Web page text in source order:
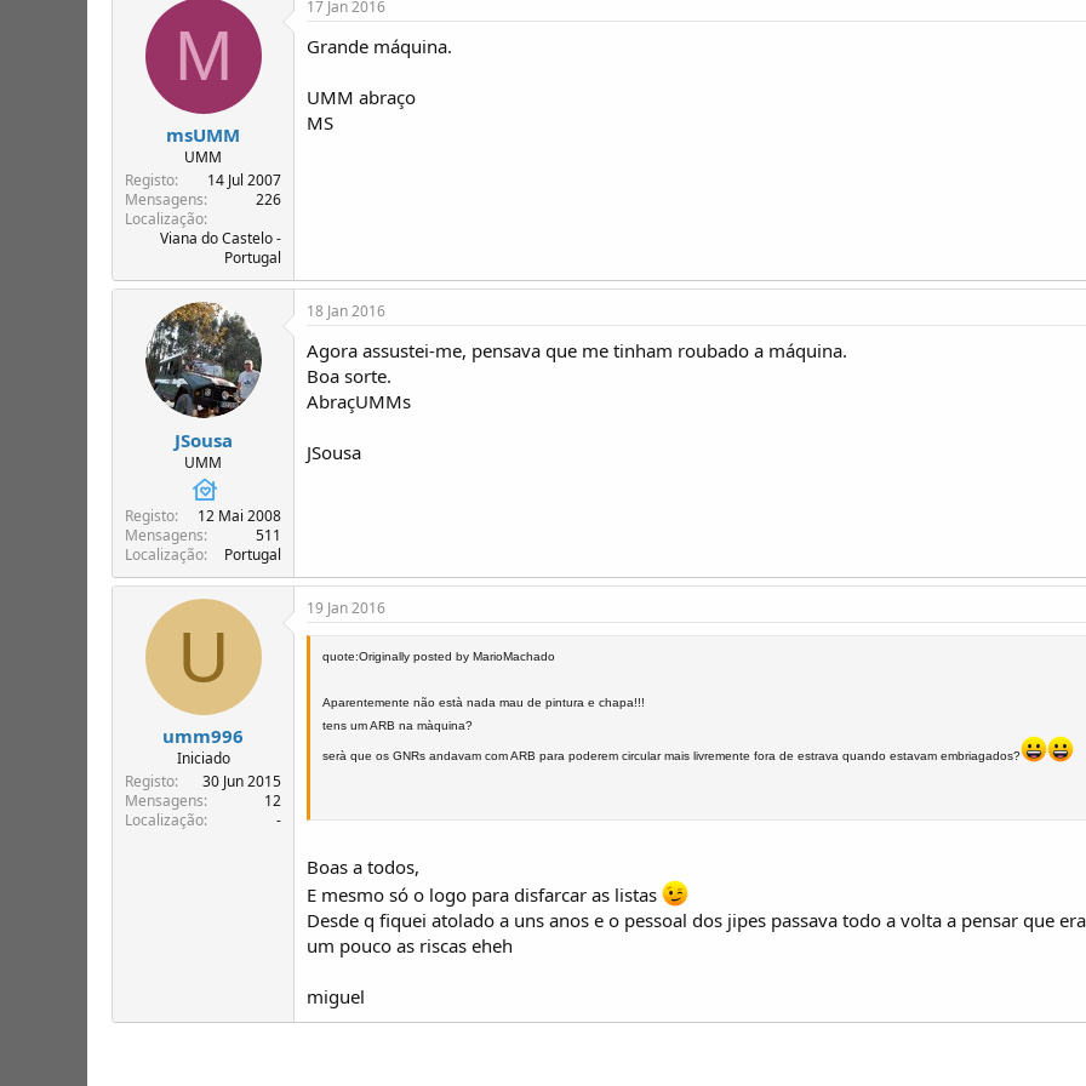
M
msUMM
UMM
Registo
14 Jul 2007
Mensagens
226
Localização
Viana do Castelo -
Portugal
17 Jan 2016
Grande máquina.
UMM abraço
MS
JSousa
UMM
Registo
12 Mai 2008
Mensagens
511
Localização
Portugal
18 Jan 2016
Agora assustei-me, pensava que me tinham roubado a máquina.
Boa sorte.
AbraçUMMs
JSousa
U
umm996
Iniciado
Registo
30 Jun 2015
Mensagens
12
Localização
-
19 Jan 2016
quote:Originally posted by MarioMachado
Aparentemente não està nada mau de pintura e chapa!!!
tens um ARB na màquina?
serà que os GNRs andavam com ARB para poderem circular mais livremente fora de estrava quando estavam embriagados?
Boas a todos,
E mesmo só o logo para disfarcar as listas
Desde q fiquei atolado a uns anos e o pessoal dos jipes passava todo a volta a pensar que
um pouco as riscas eheh
miguel